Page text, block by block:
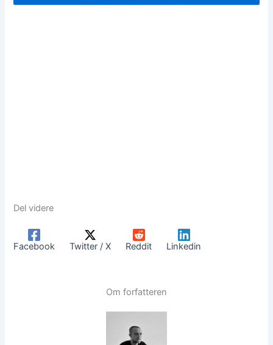
Del videre
Facebook Twitter / X Reddit Linkedin
Om forfatteren